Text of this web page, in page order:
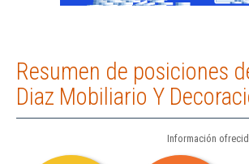
Resumen de posiciones
Diaz Mobiliario Y
Información